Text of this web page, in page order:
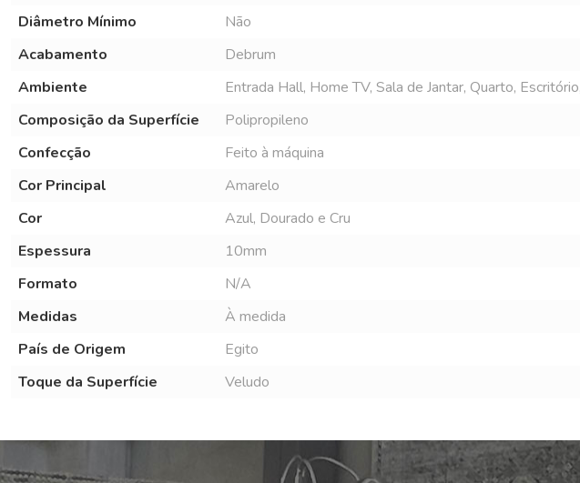
Diâmetro Mínimo
Não
Acabamento
Debrum
Ambiente
Entrada Hall, Home TV, Sala de Jantar, Quarto,
Composição da Superfície
Polipropileno
Confecção
Feito à máquina
Cor Principal
Amarelo
Cor
Azul, Dourado e Cru
Espessura
10mm
Formato
N/A
Medidas
À medida
País de Origem
Egito
Toque da Superfície
Veludo